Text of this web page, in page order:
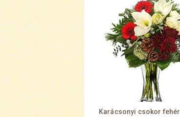
Karácsonyi csokor fehér